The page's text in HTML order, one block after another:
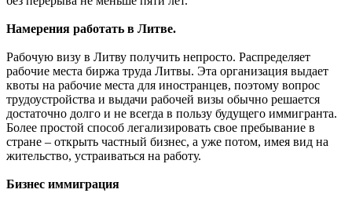
Намерения работать в Литве.
Рабочую визу в Литву получить непросто. Распределяет
рабочие места биржа труда Литвы. Эта организация выдает
квоты на рабочие места для иностранцев, поэтому вопрос
трудоустройства и выдачи рабочей визы обычно решается
достаточно долго и не всегда в пользу будущего иммигранта.
Более простой способ легализировать свое пребывание в
стране – открыть частный бизнес, а уже потом, имея вид на
жительство, устраиваться на работу.
Бизнес иммиграция